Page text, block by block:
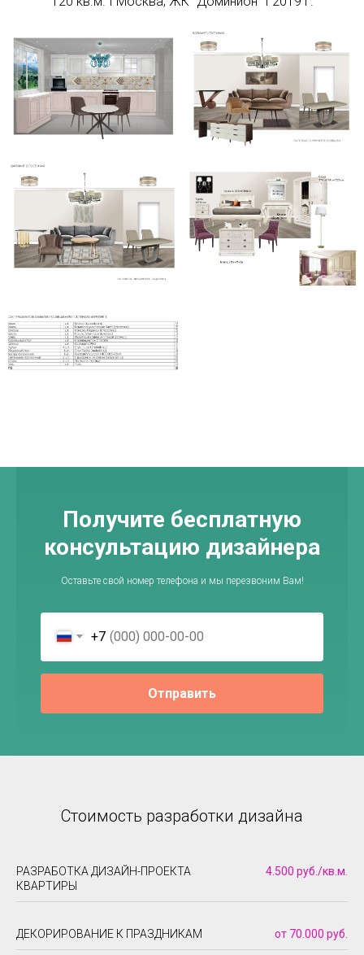
Получите бесплатную
консультацию дизайнера
Оставьте свой номер телефона и мы перезвоним Вам!
+7
Отправить
Стоимость разработки дизайна
РАЗРАБОТКА ДИЗАЙН-ПРОЕКТА
КВАРТИРЫ
4.500 руб./кв.м.
ДЕКОРИРОВАНИЕ К ПРАЗДНИКАМ от 70.000 руб.